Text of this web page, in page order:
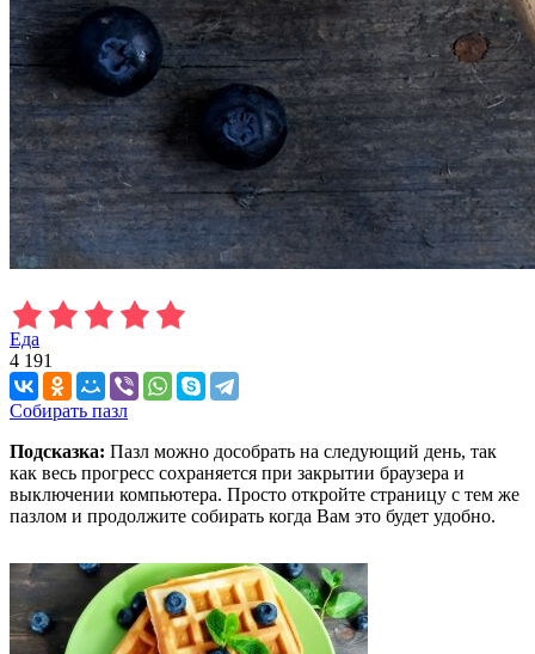
Еда
4 191
Собирать пазл
Подсказка: Пазл можно дособрать на следующий день, так
как весь прогресс сохраняется при закрытии браузера и
выключении компьютера. Просто откройте страницу с тем же
пазлом и продолжите собирать когда Вам это будет удобно.